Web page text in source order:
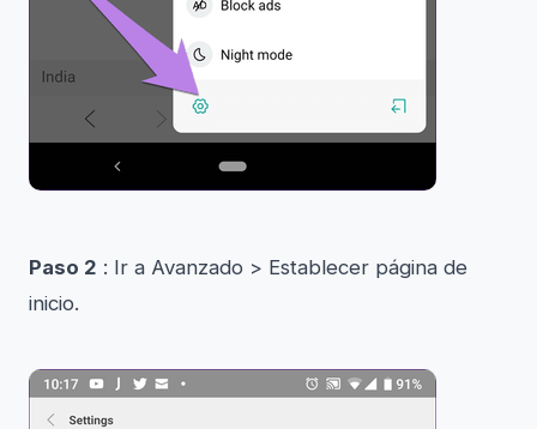
Paso 2 : Ir a Avanzado > Establecer página de
inicio.